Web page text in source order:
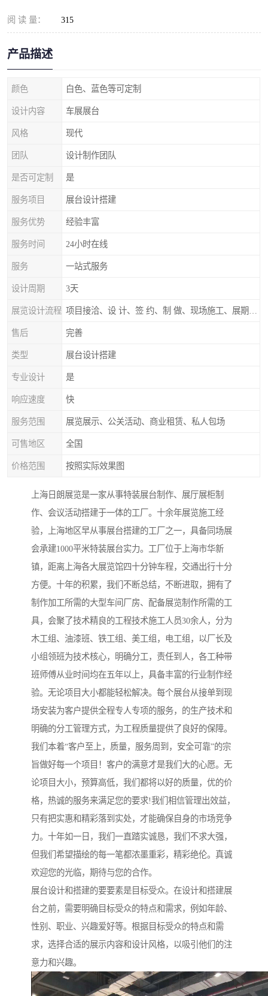
阅 读 量： 315
产品描述
颜色 白色、蓝色等可定制
设计内容 车展展台
风格 现代
团队 设计制作团队
是否可定制 是
服务项目 展台设计搭建
服务优势 经验丰富
服务时间 24小时在线
服务 一站式服务
设计周期 3天
展览设计流程
售后 完善
类型 展台设计搭建
专业设计 是
响应速度 快
服务范围 展览展示、公关活动、商业租赁、私人包场
可售地区 全国
价格范围 按照实际效果图
上海日朗展览是一家从事特装展台制作、展厅展柜制
作、会议活动搭建于一体的工厂。十余年展览施工经
验，上海地区早从事展台搭建的工厂之一，具备同场展
会承建1000平米特装展台实力。工厂位于上海市华新
镇，距离上海各大展览馆四十分钟车程，交通出行十分
方便。十年的积累，我们不断总结，不断进取，拥有了
制作加工所需的大型车间厂房、配备展览制作所需的工
具，会聚了技术精良的工程技术施工人员30余人，分为
木工组、油漆班、铁工组、美工组，电工组，以厂长及
小组领班为技术核心，明确分工，责任到人，各工种带
班师傅从业时间均在五年以上，具备丰富的行业制作经
验。无论项目大小都能轻松解决。每个展台从接单到现
场安装为客户提供全程专人专项的服务，的生产技术和
明确的分工管理方式，为工程质量提供了良好的保障。
我们本着“客户至上，质量，服务周到，安全可靠”的宗
旨做好每一个项目！客户的满意才是我们大的心愿。无
论项目大小，预算高低，我们都将以好的质量，优的价
格，热诚的服务来满足您的要求!我们相信管理出效益，
只有把实惠和精彩落到实处，才能确保自身的市场竞争
力。十年如一日，我们一直踏实诚恳，我们不求大强，
但我们希望描绘的每一笔都浓墨重彩，精彩绝伦。真诚
欢迎您的光临，期待与您的合作。
展台设计和搭建的要要素是目标受众。在设计和搭建展
台之前，需要明确目标受众的特点和需求，例如年龄、
性别、职业、兴趣爱好等。根据目标受众的特点和需
求，选择合适的展示内容和设计风格，以吸引他们的注
意力和兴趣。